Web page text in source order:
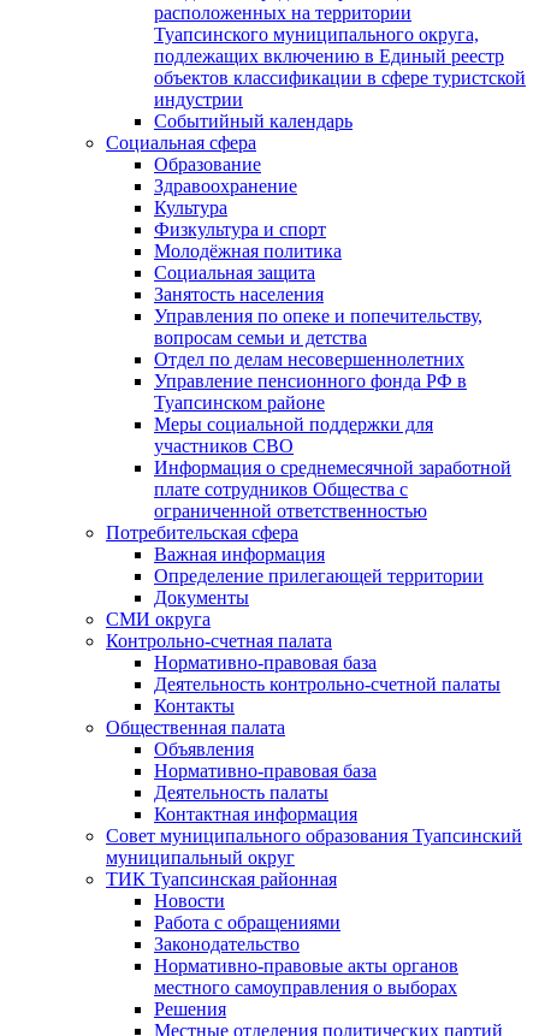
расположенных на территории
Туапсинского муниципального округа,
подлежащих включению в Единый реестр
объектов классификации в сфере туристской
индустрии
Событийный календарь
Социальная сфера
Образование
Здравоохранение
Культура
Физкультура и спорт
Молодёжная политика
Социальная защита
Занятость населения
Управления по опеке и попечительству,
вопросам семьи и детства
Отдел по делам несовершеннолетних
Управление пенсионного фонда РФ в
Туапсинском районе
Меры социальной поддержки для
участников СВО
Информация о среднемесячной заработной
плате сотрудников Общества с
ограниченной ответственностью
Потребительская сфера
Важная информация
Определение прилегающей территории
Документы
СМИ округа
Контрольно-счетная палата
Нормативно-правовая база
Деятельность контрольно-счетной палаты
Контакты
Общественная палата
Объявления
Нормативно-правовая база
Деятельность палаты
Контактная информация
Совет муниципального образования Туапсинский
муниципальный округ
ТИК Туапсинская районная
Новости
Работа с обращениями
Законодательство
Нормативно-правовые акты органов
местного самоуправления о выборах
Решения
Местные отделения политических партий